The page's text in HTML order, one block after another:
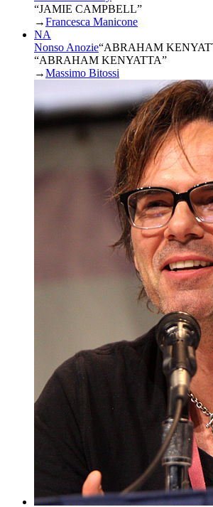
“JAMIE CAMPBELL”
→Francesca Manicone
NA
Nonso Anozie“ABRAHAM
“ABRAHAM KENYATTA”
→Massimo Bitossi